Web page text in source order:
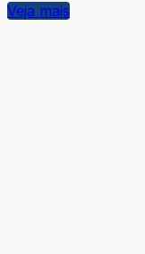
Veja mais